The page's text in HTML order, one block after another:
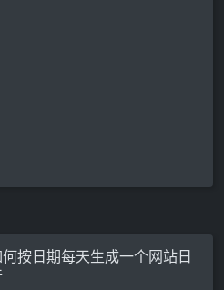
按日期每天生成一个网站日